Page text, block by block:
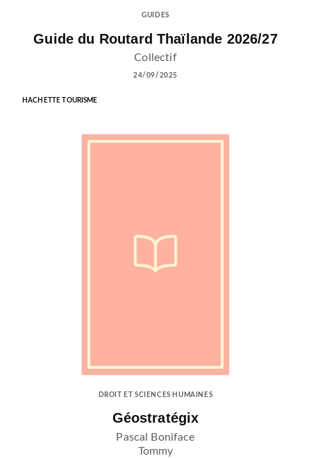
GUIDES
Guide du Routard Thaïlande 2026/27
Collectif
24/09/2025
HACHETTE TOURISME
DROIT ET SCIENCES HUMAINES
Géostratégix
Pascal Boniface
Tommy